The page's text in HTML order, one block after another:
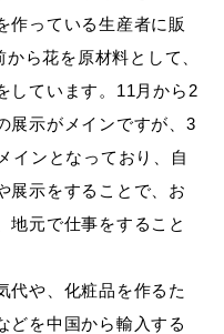
作っている生産者に販
ら花を原材料として、
しています。11月から2
展示がメインですが、3
インとなっており、自
展示をすることで、お
地元で仕事をすること
代や、化粧品を作るた
どを中国から輸入する